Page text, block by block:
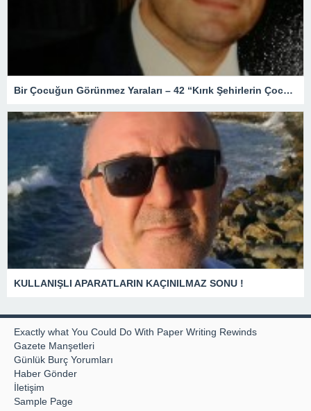
Bir Çocuğun Görünmez Yaraları – 42 “Kırık Şehirlerin Çocukları”
KULLANIŞLI APARATLARIN KAÇINILMAZ SONU !
Exactly what You Could Do With Paper Writing Rewinds
Gazete Manşetleri
Günlük Burç Yorumları
Haber Gönder
İletişim
Sample Page